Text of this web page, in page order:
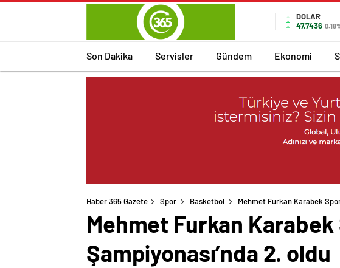
DOLAR
47,7436
Son Dakika Servisler Gündem Ekonomi
Haber 365 Gazete Spor Basketbol Mehmet Furkan Karabek
Mehmet Furkan
Şampiyonası’nda 2. oldu